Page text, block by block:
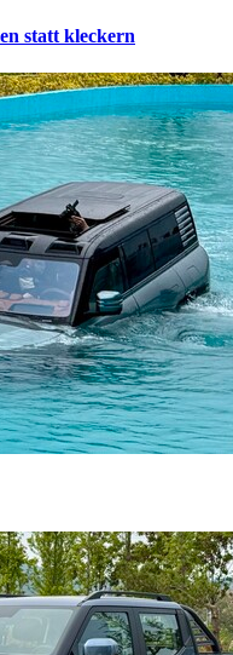
statt kleckern